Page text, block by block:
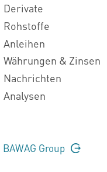
Derivate
Rohstoffe
Anleihen
Währungen & Zinsen
Nachrichten
Analysen
BAWAG Group